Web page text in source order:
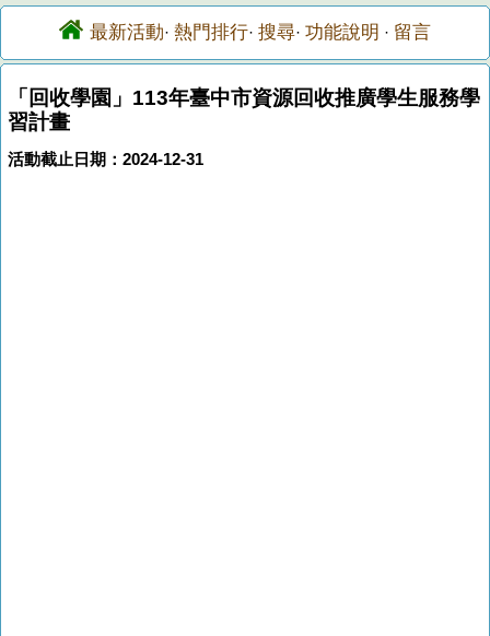
最新活動· 熱門排行· 搜尋· 功能說明 · 留言
「回收學園」113年臺中市資源回收推廣學生服務學
習計畫
活動截止日期：2024-12-31